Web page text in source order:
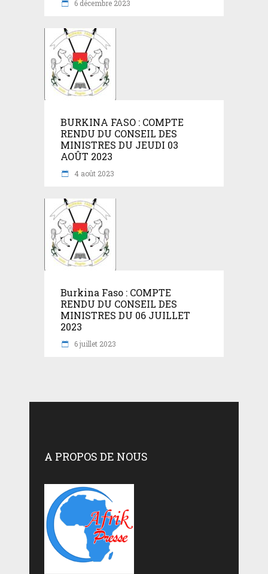
6 décembre 2023
BURKINA FASO : COMPTE
RENDU DU CONSEIL DES
MINISTRES DU JEUDI 03
AOÛT 2023
4 août 2023
Burkina Faso : COMPTE
RENDU DU CONSEIL DES
MINISTRES DU 06 JUILLET
2023
6 juillet 2023
A PROPOS DE NOUS